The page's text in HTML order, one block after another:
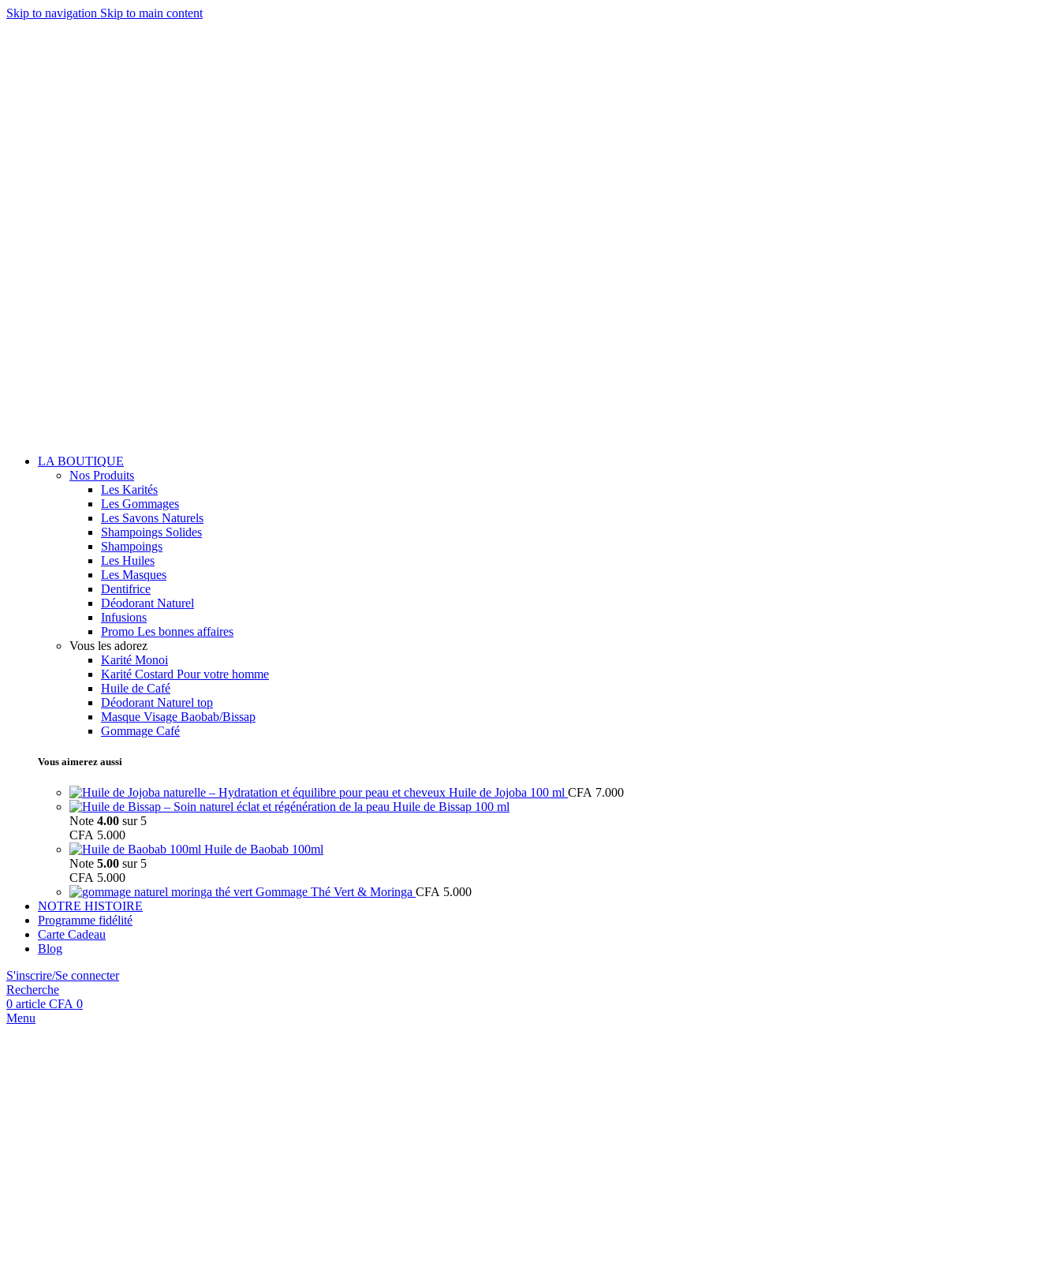
Skip to navigation Skip to main content
LA BOUTIQUE
Nos Produits
Les Karités
Les Gommages
Les Savons Naturels
Shampoings Solides
Shampoings
Les Huiles
Les Masques
Dentifrice
Déodorant Naturel
Infusions
Promo Les bonnes affaires
Vous les adorez
Karité Monoi
Karité Costard Pour votre homme
Huile de Café
Déodorant Naturel top
Masque Visage Baobab/Bissap
Gommage Café
Vous aimerez aussi
Huile de Jojoba 100 ml CFA 7.000
Huile de Bissap 100 ml
Note 4.00 sur 5
CFA 5.000
Huile de Baobab 100ml
Note 5.00 sur 5
CFA 5.000
Gommage Thé Vert & Moringa CFA 5.000
NOTRE HISTOIRE
Programme fidélité
Carte Cadeau
Blog
S'inscrire/Se connecter
Recherche
0 article CFA 0
Menu